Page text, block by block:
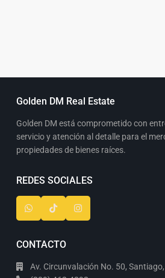
Golden DM Real Estate
Golden DM está comprometido con
servicio y atención al detalle para el
propiedades de bienes raíces.
REDES SOCIALES
CONTACTO
Av. Circunvalación No. 50,